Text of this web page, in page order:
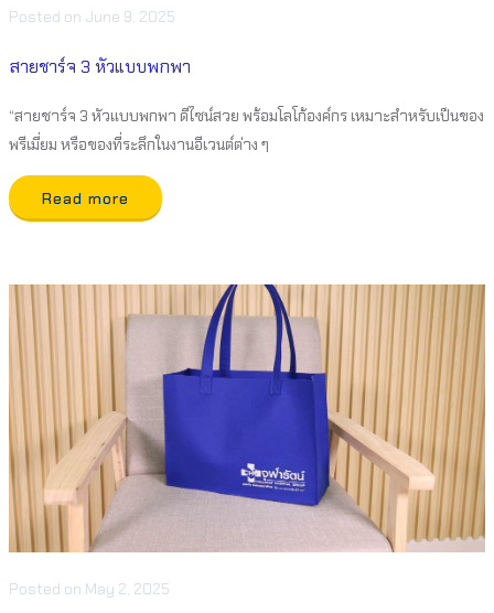
Posted on June 9, 2025
สายชาร์จ 3 หัวแบบพกพา
“สายชาร์จ 3 หัวแบบพกพา ดีไซน์สวย พร้อมโลโก้องค์กร เหมาะสำหรับเป็นของ
พรีเมี่ยม หรือของที่ระลึกในงานอีเวนต์ต่าง ๆ
Read more
Posted on May 2, 2025